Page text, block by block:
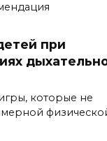
при
которые не